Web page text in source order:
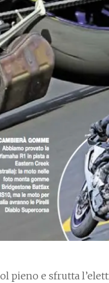
pieno e sfrutta